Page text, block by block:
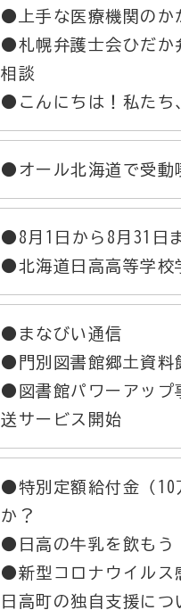
●上手な医療機関のか
●札幌弁護士会ひだか
相談
●こんにちは！私たち
●オール北海道で受動
●8月1日から8月31日
●北海道日高高等学校
●まなびい通信
●門別図書館郷土資料
●図書館パワーアップ
送サービス開始
●特別定額給付金（10
か？
●日高の牛乳を飲もう
●新型コロナウイルス
日高町の独自支援につ